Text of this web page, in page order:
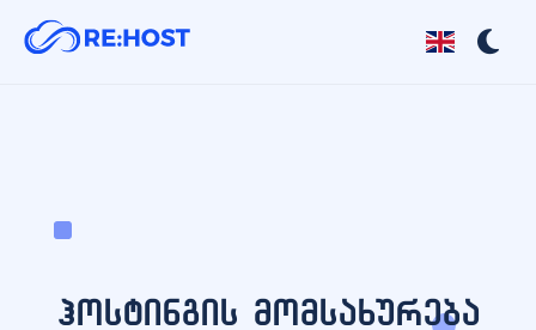
ჰოსტინგის მომსახურება